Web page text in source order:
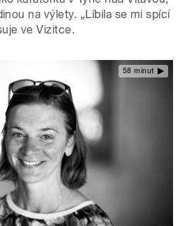
na výlety. „Líbila se mi spící
ve Vizitce.
58 minut